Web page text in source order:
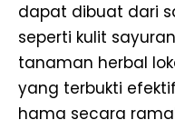
dapat dibuat dari
seperti kulit
tanaman herbal
yang terbukti
hama secara